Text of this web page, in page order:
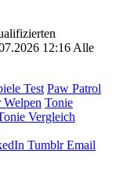
12:16 Alle
Test Paw Patrol
Welpen Tonie
Vergleich
Tumblr Email